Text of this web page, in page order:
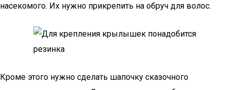
насекомого. Их нужно прикрепить на обруч для волос.
Кроме этого нужно сделать шапочку сказочного